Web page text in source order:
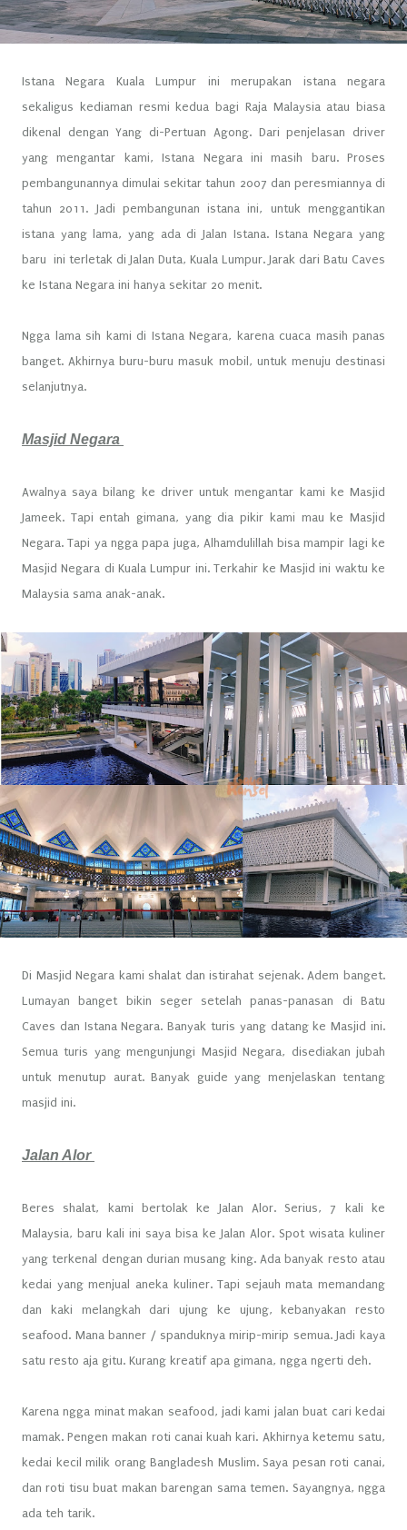
Istana Negara Kuala Lumpur ini merupakan istana negara
sekaligus kediaman resmi kedua bagi Raja Malaysia atau biasa
dikenal dengan Yang di-Pertuan Agong. Dari penjelasan driver
yang mengantar kami, Istana Negara ini masih baru. Proses
pembangunannya dimulai sekitar tahun 2007 dan peresmiannya di
tahun 2011. Jadi pembangunan istana ini, untuk menggantikan
istana yang lama, yang ada di Jalan Istana. Istana Negara yang
baru ini terletak di Jalan Duta, Kuala Lumpur. Jarak dari Batu Caves
ke Istana Negara ini hanya sekitar 20 menit.
Ngga lama sih kami di Istana Negara, karena cuaca masih panas
banget. Akhirnya buru-buru masuk mobil, untuk menuju destinasi
selanjutnya.
Masjid Negara
Awalnya saya bilang ke driver untuk mengantar kami ke Masjid
Jameek. Tapi entah gimana, yang dia pikir kami mau ke Masjid
Negara. Tapi ya ngga papa juga, Alhamdulillah bisa mampir lagi ke
Masjid Negara di Kuala Lumpur ini. Terkahir ke Masjid ini waktu ke
Malaysia sama anak-anak.
Di Masjid Negara kami shalat dan istirahat sejenak. Adem banget.
Lumayan banget bikin seger setelah panas-panasan di Batu
Caves dan Istana Negara. Banyak turis yang datang ke Masjid ini.
Semua turis yang mengunjungi Masjid Negara, disediakan jubah
untuk menutup aurat. Banyak guide yang menjelaskan tentang
masjid ini.
Jalan Alor
Beres shalat, kami bertolak ke Jalan Alor. Serius, 7 kali ke
Malaysia, baru kali ini saya bisa ke Jalan Alor. Spot wisata kuliner
yang terkenal dengan durian musang king. Ada banyak resto atau
kedai yang menjual aneka kuliner. Tapi sejauh mata memandang
dan kaki melangkah dari ujung ke ujung, kebanyakan resto
seafood. Mana banner / spanduknya mirip-mirip semua. Jadi kaya
satu resto aja gitu. Kurang kreatif apa gimana, ngga ngerti deh.
Karena ngga minat makan seafood, jadi kami jalan buat cari kedai
mamak. Pengen makan roti canai kuah kari. Akhirnya ketemu satu,
kedai kecil milik orang Bangladesh Muslim. Saya pesan roti canai,
dan roti tisu buat makan barengan sama temen. Sayangnya, ngga
ada teh tarik.